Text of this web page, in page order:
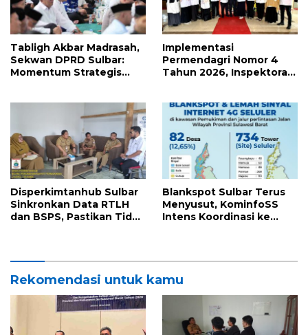
Tabligh Akbar Madrasah,
Sekwan DPRD Sulbar:
Momentum Strategis
Implementasi
Permendagri Nomor 4
Tahun 2026, Inspektorat
di Majene
Disperkimtanhub Sulbar
Sinkronkan Data RTLH
dan BSPS, Pastikan Tidak
Blankspot Sulbar Terus
Menyusut, KominfoSS
Intens Koordinasi ke
Rekomendasi untuk kamu